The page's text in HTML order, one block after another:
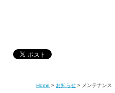
Home > お知らせ > メンテナンス